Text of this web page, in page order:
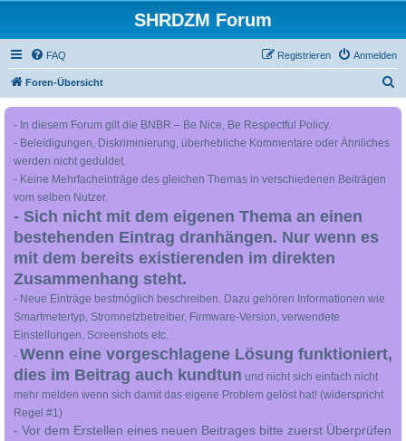
SHRDZM Forum
FAQ Anmelden
Registrieren
Foren-Übersicht
- In diesem Forum gilt die BNBR – Be Nice, Be Respectful Policy.
- Beleidigungen, Diskriminierung, überhebliche Kommentare oder Ähnliches
werden nicht geduldet.
- Keine Mehrfacheinträge des gleichen Themas in verschiedenen Beiträgen
vom selben Nutzer.
- Sich nicht mit dem eigenen Thema an einen
bestehenden Eintrag dranhängen. Nur wenn es
mit dem bereits existierenden im direkten
Zusammenhang steht.
- Neue Einträge bestmöglich beschreiben. Dazu gehören Informationen wie
Smartmetertyp, Stromnetzbetreiber, Firmware-Version, verwendete
Einstellungen, Screenshots etc.
- Wenn eine vorgeschlagene Lösung funktioniert,
dies im Beitrag auch kundtun und nicht sich einfach nicht
mehr melden wenn sich damit das eigene Problem gelöst hat! (widerspricht
Regel #1)
- Vor dem Erstellen eines neuen Beitrages bitte zuerst Überprüfen